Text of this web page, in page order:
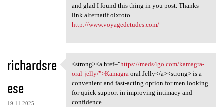
and glad I found this thing in you post. Thanks
link alternatif olxtoto
http://www.voyagedetudes.com/
richardsre
ese
19.11.2025
<strong><a href="https:/
<strong><a href="https://meds4go.com/kamagra-
oral-jelly/">Kamagra oral Jelly</a><strong> is a
convenient and fast-acting option for men looking
for quick support in improving intimacy and
confidence.